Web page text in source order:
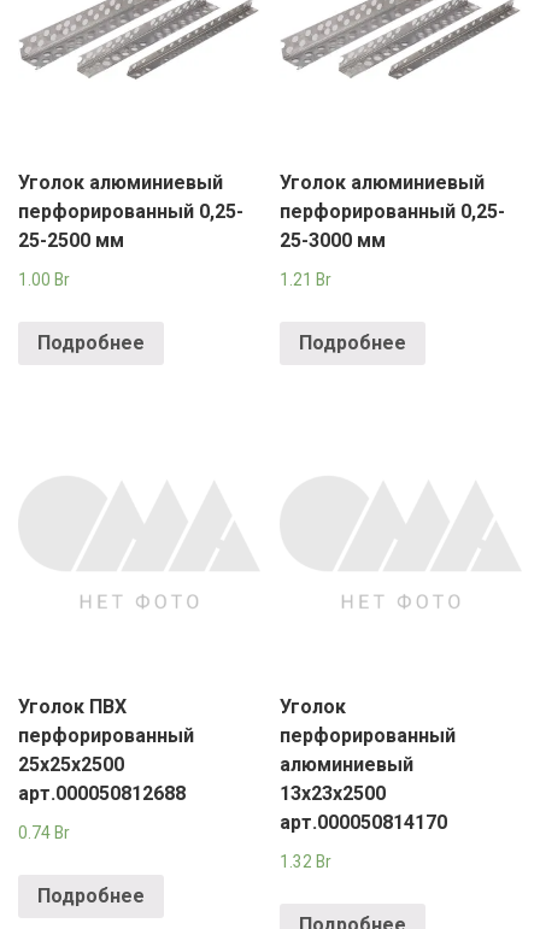
Уголок алюминиевый
перфорированный 0,25-
25-2500 мм
1.00 Br
Подробнее
Уголок алюминиевый
перфорированный 0,25-
25-3000 мм
1.21 Br
Подробнее
Уголок ПВХ
перфорированный
25x25x2500
арт.000050812688
0.74 Br
Подробнее
Уголок
перфорированный
алюминиевый
13x23x2500
арт.000050814170
1.32 Br